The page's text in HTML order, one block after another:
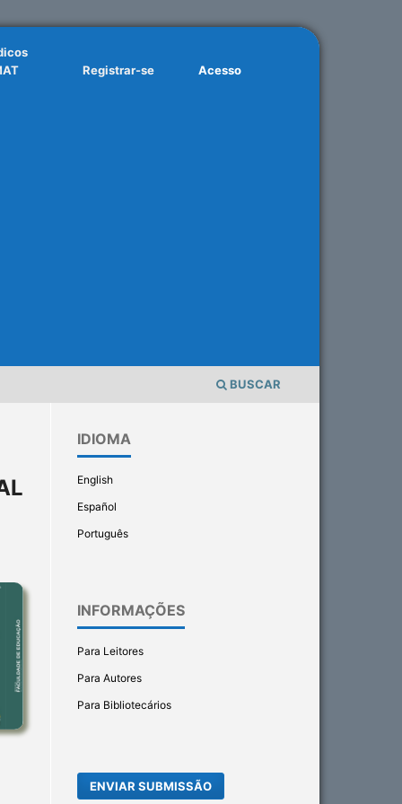
BUSCAR
Registrar-se Acesso
IDIOMA
English
Español
Português
INFORMAÇÕES
Para Leitores
Para Autores
Para Bibliotecários
ENVIAR SUBMISSÃO